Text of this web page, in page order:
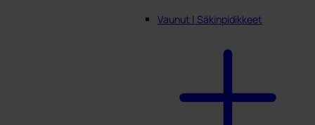
Vaunut | Säkinpidikkeet